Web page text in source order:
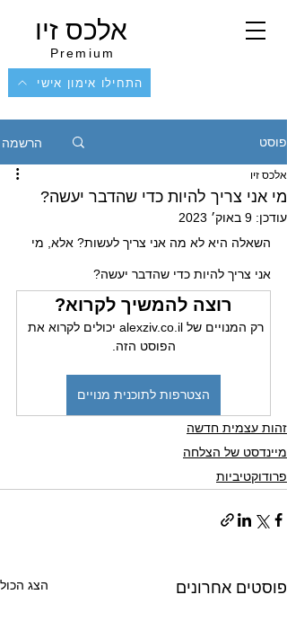
אלכס זיו
Premium
התחילו אימון אישי
פוסט הרשמה
מי אני צריך להיות כדי שהדבר יעשה?
אלכס זיו
עודכן: 9 באוק׳ 2023
השאלה היא לא מה אני צריך לעשות? אלא, מי
אני צריך להיות כדי שהדבר יעשה?
רוצה להמשיך לקרוא?
רק המנויים של alexziv.co.il יכולים לקרוא את
הפוסט הזה.
הצטרפות לתוכנית מנויים
זהות עצמית חדשה
מיינדסט של הצלחה
פרודוקטיביות
פוסטים אחרונים הצג הכול